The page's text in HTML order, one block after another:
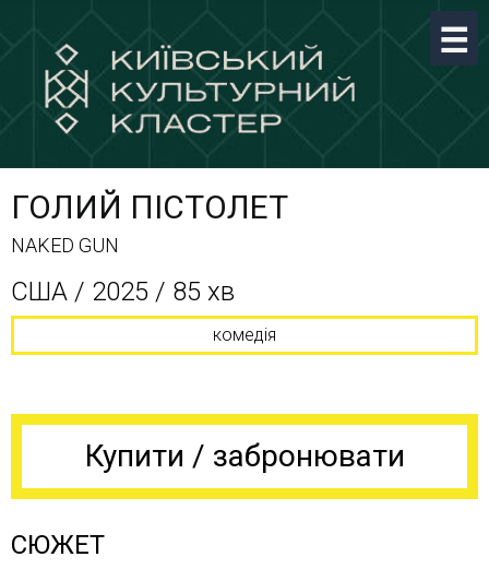
ГОЛИЙ ПІСТОЛЕТ
NAKED GUN
США / 2025 / 85 хв
комедія
Купити / забронювати
СЮЖЕТ